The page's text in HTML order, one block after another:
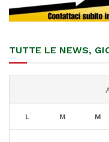
TUTTE LE NEWS,
L M M